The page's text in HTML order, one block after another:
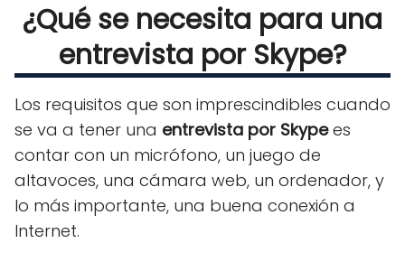
¿Qué se necesita para una
entrevista por Skype?
Los requisitos que son imprescindibles cuando
se va a tener una entrevista por Skypees
contar con un micrófono, un juego de
altavoces, una cámara web, un ordenador, y
lo más importante, una buena conexión a
Internet.